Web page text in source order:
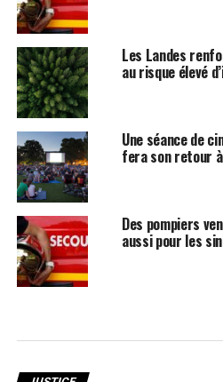
Les Landes
au risque élevé
Une séance de
fera son retour
Des pompiers
aussi pour les